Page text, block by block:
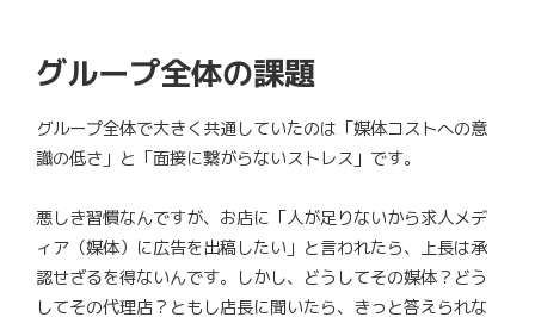
グループ全体の課題
グループ全体で大きく共通していたのは「媒体コストへの意
識の低さ」と「面接に繋がらないストレス」です。
悪しき習慣なんですが、お店に「人が足りないから求人メデ
ィア（媒体）に広告を出稿したい」と言われたら、上長は承
認せざるを得ないんです。しかし、どうしてその媒体？どう
してその代理店？ともし店長に聞いたら、きっと答えられな